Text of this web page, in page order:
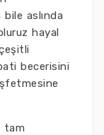
aslında
hayal
becerisini
tam